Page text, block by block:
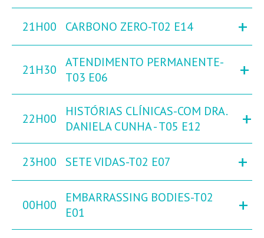
21H00 CARBONO ZERO-T02 E14 +
21H30
ATENDIMENTO PERMANENTE-
T03 E06
+
22H00
HISTÓRIAS CLÍNICAS-COM DRA.
DANIELA CUNHA - T05 E12
+
23H00 SETE VIDAS-T02 E07 +
00H00
EMBARRASSING BODIES-T02
E01
+